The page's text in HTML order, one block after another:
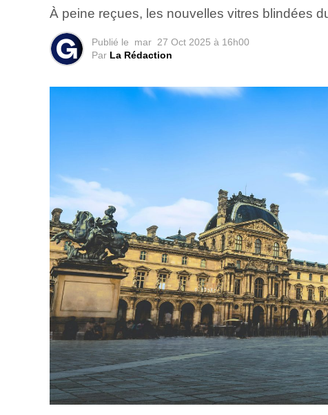
À peine reçues, les nouvelles vitres blindées
Publié le mar 27 Oct 2025 à 16h00
Par La Rédaction